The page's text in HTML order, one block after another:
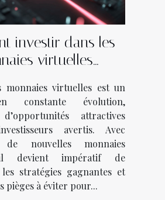
investir dans les
virtuelles
et pièges à éviter
monnaies virtuelles est un
constante évolution,
attractives
avertis. Avec
de nouvelles monnaies
devient impératif de
stratégies gagnantes et
pièges à éviter pour...